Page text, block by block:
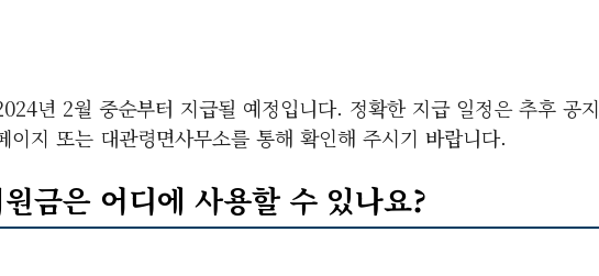
년 2월 중순부터 지급될 예정입니다. 정확한 지급 일정은 추후 공지
이지 또는 대관령면사무소를 통해 확인해 주시기 바랍니다.
금은 어디에 사용할 수 있나요?